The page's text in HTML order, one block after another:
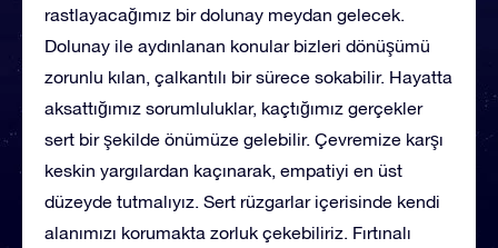
rastlayacağımız bir dolunay meydan gelecek.
Dolunay ile aydınlanan konular bizleri dönüşümü
zorunlu kılan, çalkantılı bir sürece sokabilir. Hayatta
aksattığımız sorumluluklar, kaçtığımız gerçekler
sert bir şekilde önümüze gelebilir. Çevremize karşı
keskin yargılardan kaçınarak, empatiyi en üst
düzeyde tutmalıyız. Sert rüzgarlar içerisinde kendi
alanımızı korumakta zorluk çekebiliriz. Fırtınalı